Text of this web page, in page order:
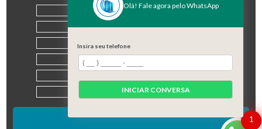
EMPRESA
PRODUTOS
MAPA DO SITE
1
Olá! Fale agora pelo WhatsApp
Insira seu telefone
INICIAR CONVERSA